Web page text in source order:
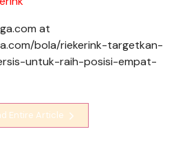
at
bola/riekerink-targetkan-
untuk-raih-posisi-empat-
Entire Article